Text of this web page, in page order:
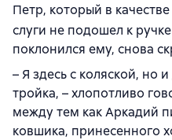
Петр, который в
слуги не подошел к
поклонился ему, снова
– Я здесь с коляской, но
тройка, – хлопотливо
между тем как Аркадий
ковшика, принесенного